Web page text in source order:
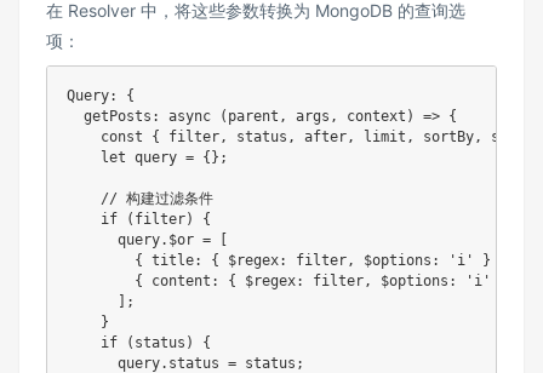
在 Resolver 中，将这些参数转换为 MongoDB 的查询选
项：
Query:
{
getPosts : async ( parent , args , context ) => {
const
{ filter, status , after, limit , sortBy,
let query = {} ;
// 构建过滤条件
if
( filter)
{
      query
. $or =
[
{ title: { $regex: filter, $options : 'i' }
{ content : { $regex: filter, $options : 'i'
] ;
}
if
( status )
{
      query
. status = status ;